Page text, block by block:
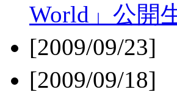
World」公開
[2009/09/23]
[2009/09/18]